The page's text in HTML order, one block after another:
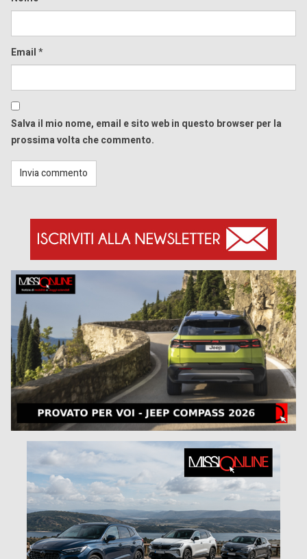
Email*
Salva il mio nome, email e sito web in questo browser per la
prossima volta che commento.